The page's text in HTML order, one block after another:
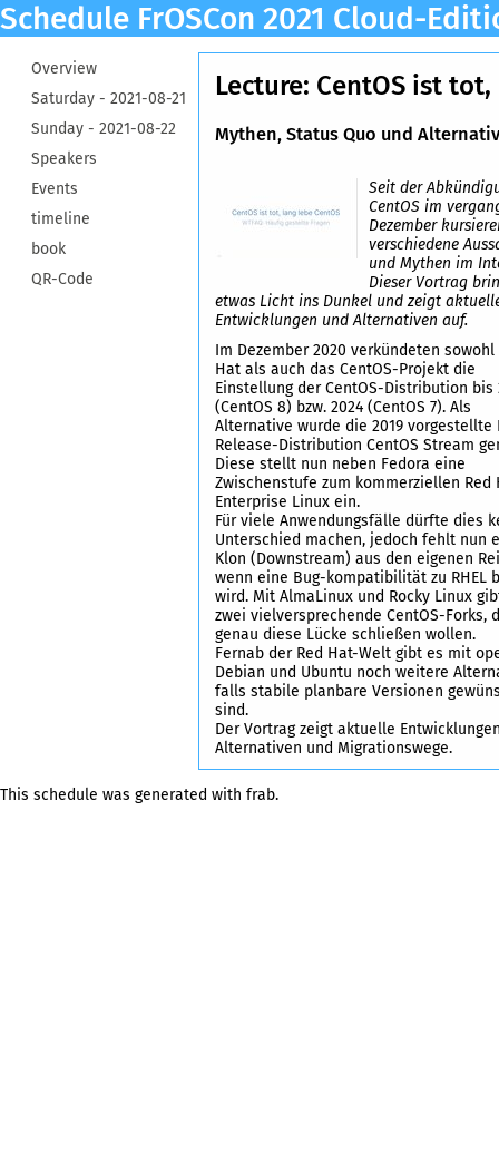
Schedule FrOSCon 2021 Cloud-
Overview
Saturday - 2021-08-21
Sunday - 2021-08-22
Speakers
Events
timeline
book
QR-Code
Lecture: CentOS ist
Mythen, Status Quo und
Seit der
CentOS im
Dezember
verschiedene
und Mythen im
Dieser Vortrag
etwas Licht ins Dunkel und zeigt
Entwicklungen und Alternativen auf.
Im Dezember 2020 verkündeten sowohl
Hat als auch das CentOS-Projekt die
Einstellung der CentOS-Distribution bis
(CentOS 8) bzw. 2024 (CentOS 7). Als
Alternative wurde die 2019 vorgestellte
Release-Distribution CentOS Stream
Diese stellt nun neben Fedora eine
Zwischenstufe zum kommerziellen Red
Enterprise Linux ein.
Für viele Anwendungsfälle dürfte dies
Unterschied machen, jedoch fehlt nun
Klon (Downstream) aus den eigenen
wenn eine Bug-kompatibilität zu RHEL
wird. Mit AlmaLinux und Rocky Linux
zwei vielversprechende CentOS-Forks,
genau diese Lücke schließen wollen.
Fernab der Red Hat-Welt gibt es mit
Debian und Ubuntu noch weitere
falls stabile planbare Versionen
sind.
Der Vortrag zeigt aktuelle
Alternativen und Migrationswege.
This schedule was generated with frab.